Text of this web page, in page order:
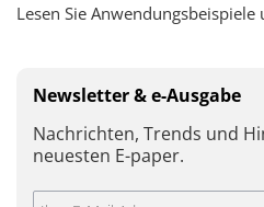
Lesen Sie
Newsletter & e-Ausgabe
Nachrichten, Trends und
neuesten E-paper.